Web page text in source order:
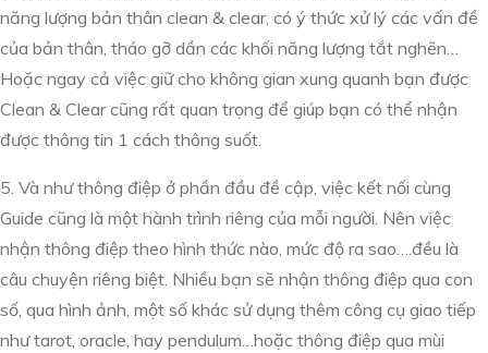
năng lượng bản thân clean & clear, có ý thức xử lý các vấn đề
của bản thân, tháo gỡ dần các khối năng lượng tắt nghẽn…
Hoặc ngay cả việc giữ cho không gian xung quanh bạn được
Clean & Clear cũng rất quan trọng để giúp bạn có thể nhận
được thông tin 1 cách thông suốt.
5. Và như thông điệp ở phần đầu đề cập, việc kết nối cùng
Guide cũng là một hành trình riêng của mỗi người. Nên việc
nhận thông điệp theo hình thức nào, mức độ ra sao….đều là
câu chuyện riêng biệt. Nhiều bạn sẽ nhận thông điệp qua con
số, qua hình ảnh, một số khác sử dụng thêm công cụ giao tiếp
như tarot, oracle, hay pendulum…hoặc thông điệp qua mùi